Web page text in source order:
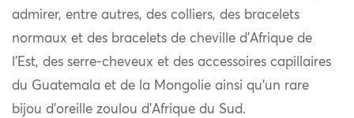
admirer, entre autres, des colliers, des bracelets
normaux et des bracelets de cheville d’Afrique de
l’Est, des serre-cheveux et des accessoires capillaires
du Guatemala et de la Mongolie ainsi qu’un rare
bijou d’oreille zoulou d’Afrique du Sud.